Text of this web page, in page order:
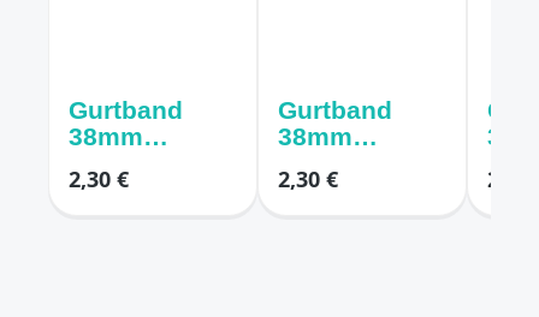
Gurtband
38mm
(marine)
2,30 €
Gurtband
38mm
e
2,30 € 2,30